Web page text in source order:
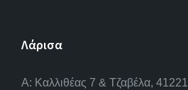
Λάρισα
A: Καλλιθέας 7 & Τζαβέλα, 41221